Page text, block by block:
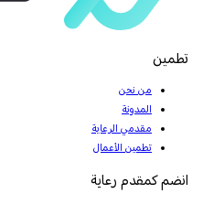
تطمين
من نحن
المدونة
مقدمي الرعاية
تطمين الأعمال
انضم كمقدم رعاية